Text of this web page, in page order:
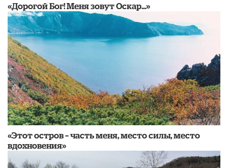
«Дорогой Бог! Меня зовут Оскар...»
«Этот остров – часть меня, место силы, место
вдохновения»